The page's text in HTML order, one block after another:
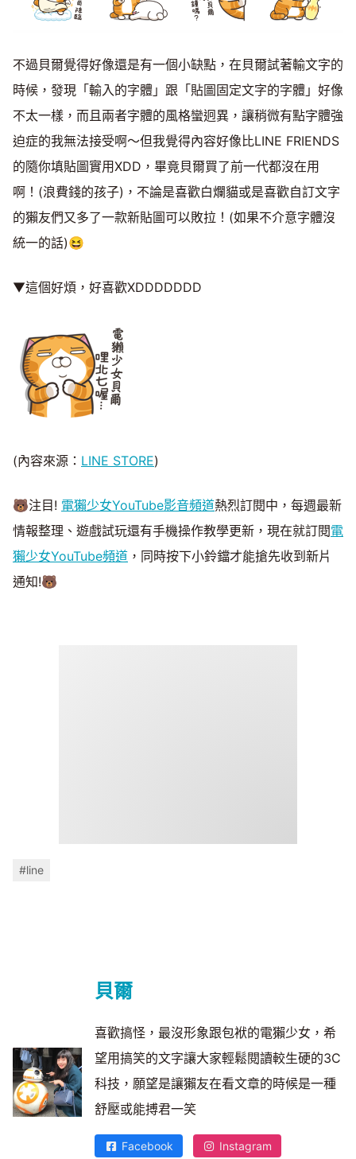
不過貝爾覺得好像還是有一個小缺點，在貝爾試著輸文字的
時候，發現「輸入的字體」跟「貼圖固定文字的字體」好像
不太一樣，而且兩者字體的風格蠻迥異，讓稍微有點字體強
迫症的我無法接受啊～但我覺得內容好像比LINE FRIENDS
的隨你填貼圖實用XDD，畢竟貝爾買了前一代都沒在用
啊！(浪費錢的孩子)，不論是喜歡白爛貓或是喜歡自訂文字
的獺友們又多了一款新貼圖可以敗拉！(如果不介意字體沒
統一的話)😆
▼這個好煩，好喜歡XDDDDDDD
(內容來源： LINE STORE)
🐻注目! 電獺少女YouTube影音頻道熱烈訂閱中，每週最新
情報整理、遊戲試玩還有手機操作教學更新，現在就訂閱電
獺少女YouTube頻道 ，同時按下小鈴鐺才能搶先收到新片
通知!🐻
#line
貝爾
喜歡搞怪，最沒形象跟包袱的電獺少女，希
望用搞笑的文字讓大家輕鬆閱讀較生硬的3C
科技，願望是讓獺友在看文章的時候是一種
舒壓或能搏君一笑
Facebook Instagram